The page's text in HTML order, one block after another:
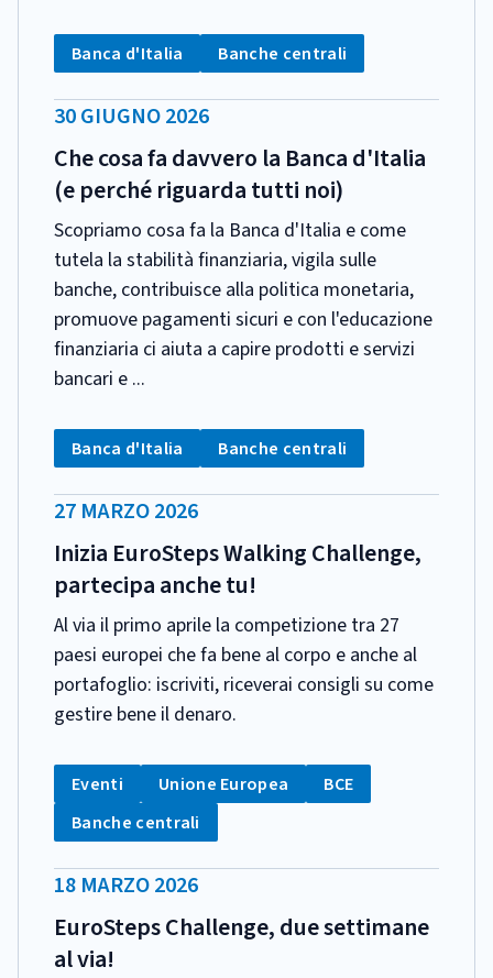
CATEGORIA:
Tag:
Banca d'Italia Tag:
Banche centrali
DATA
PUBBLICAZIONE:
30 GIUGNO 2026
Che cosa fa davvero la Banca d'Italia
(e perché riguarda tutti noi)
Scopriamo cosa fa la Banca d'Italia e come
tutela la stabilità finanziaria, vigila sulle
banche, contribuisce alla politica monetaria,
promuove pagamenti sicuri e con l'educazione
finanziaria ci aiuta a capire prodotti e servizi
bancari e ...
CATEGORIA:
Tag:
Banca d'Italia Tag:
Banche centrali
DATA
PUBBLICAZIONE:
27 MARZO 2026
Inizia EuroSteps Walking Challenge,
partecipa anche tu!
Al via il primo aprile la competizione tra 27
paesi europei che fa bene al corpo e anche al
portafoglio: iscriviti, riceverai consigli su come
gestire bene il denaro.
CATEGORIA:
Tag:
Eventi Tag:
Unione Europea Tag:
BCE
Tag:
Banche centrali
DATA
PUBBLICAZIONE:
18 MARZO 2026
EuroSteps Challenge, due settimane
al via!